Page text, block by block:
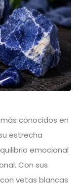
conocidos en
estrecha
emocional
Con sus
vetas blancas